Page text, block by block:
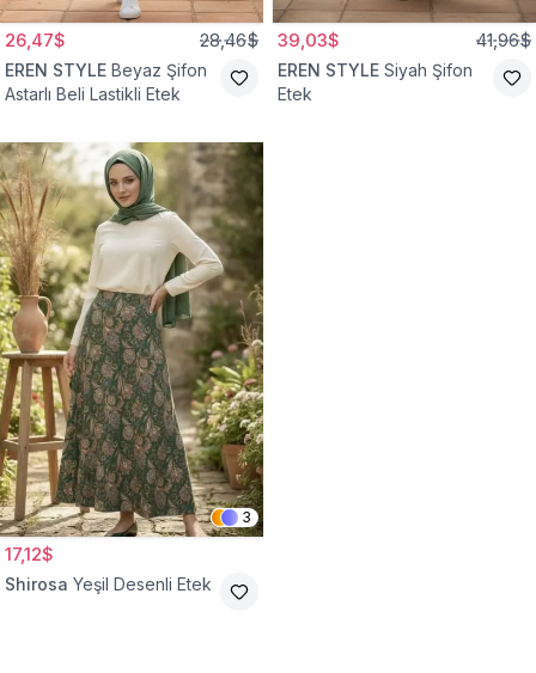
26,47$ 28,46$
EREN STYLE Beyaz Şifon
Astarlı Beli Lastikli Etek
39,03$ 41,96$
EREN STYLE Siyah Şifon
Etek
3
17,12$
Shirosa Yeşil Desenli Etek